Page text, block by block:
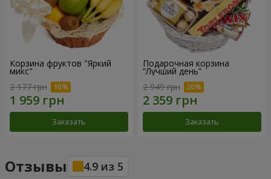
Корзина фруктов "Яркий
микс"
2 177 грн
Заказать
Подарочная корзина
“Лучший день”
2 949 грн
Заказать
Отзывы 4.9 из 5